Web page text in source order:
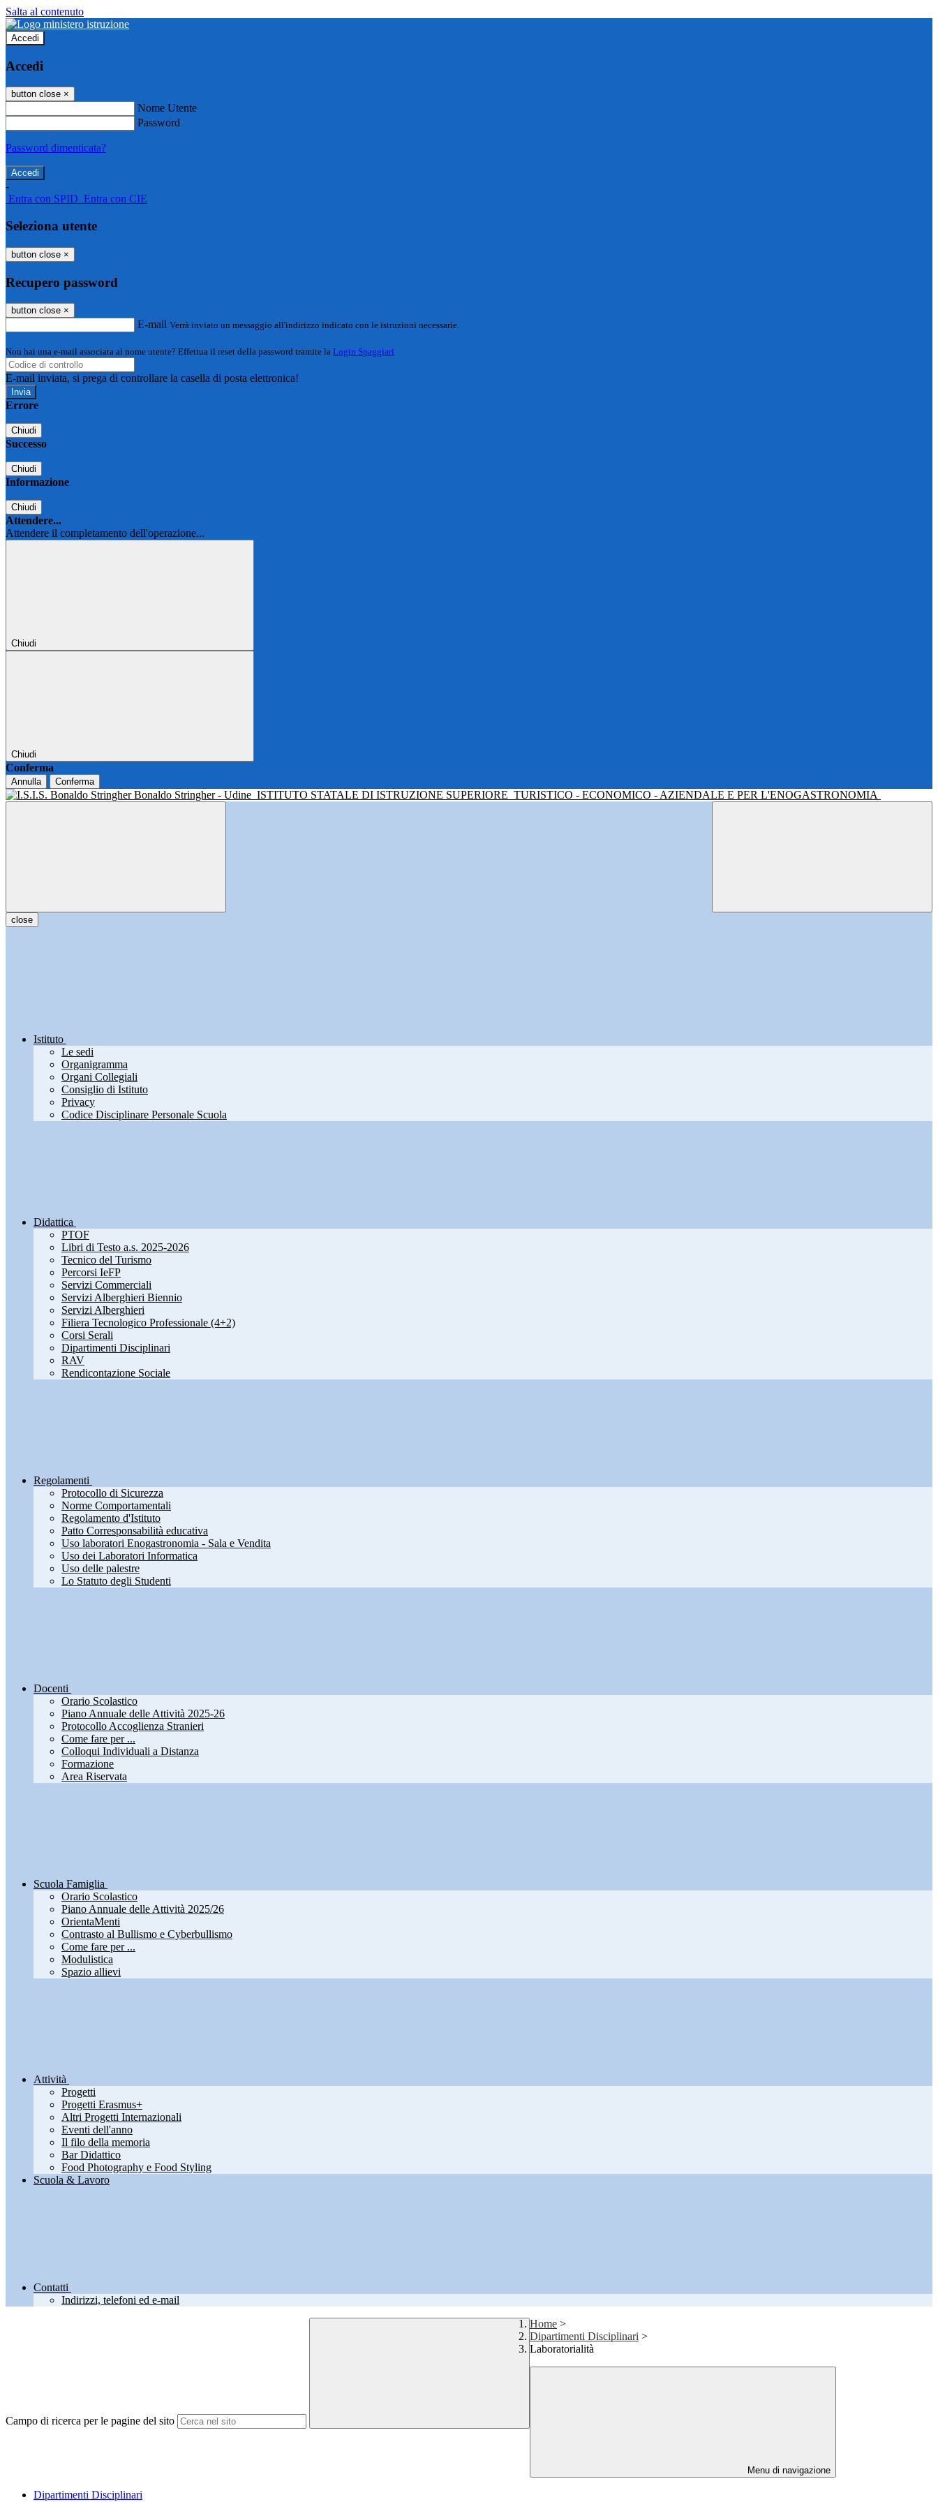
Salta al contenuto
Accedi
Accedi
button close ×
Nome Utente
Password
Password dimenticata?
-
Entra con SPID Entra con CIE
Seleziona utente
button close ×
Recupero password
button close ×
E-mail Verrà inviato un messaggio all'indirizzo indicato con le istruzioni necessarie.
Non hai una e-mail associata al nome utente? Effettua il reset della password tramite la Login Spaggiari
E-mail inviata, si prega di controllare la casella di posta elettronica!
Errore
Chiudi
Successo
Chiudi
Informazione
Chiudi
Attendere...
Attendere il completamento dell'operazione...
Chiudi
Chiudi
Conferma
Annulla Conferma
Bonaldo Stringher - Udine ISTITUTO STATALE DI ISTRUZIONE SUPERIORE TURISTICO - ECONOMICO - AZIENDALE E PER L'ENOGASTRONOMIA
close
Istituto
Le sedi
Organigramma
Organi Collegiali
Consiglio di Istituto
Privacy
Codice Disciplinare Personale Scuola
Didattica
PTOF
Libri di Testo a.s. 2025-2026
Tecnico del Turismo
Percorsi IeFP
Servizi Commerciali
Servizi Alberghieri Biennio
Servizi Alberghieri
Filiera Tecnologico Professionale (4+2)
Corsi Serali
Dipartimenti Disciplinari
RAV
Rendicontazione Sociale
Regolamenti
Protocollo di Sicurezza
Norme Comportamentali
Regolamento d'Istituto
Patto Corresponsabilità educativa
Uso laboratori Enogastronomia - Sala e Vendita
Uso dei Laboratori Informatica
Uso delle palestre
Lo Statuto degli Studenti
Docenti
Orario Scolastico
Piano Annuale delle Attività 2025-26
Protocollo Accoglienza Stranieri
Come fare per ...
Colloqui Individuali a Distanza
Formazione
Area Riservata
Scuola Famiglia
Orario Scolastico
Piano Annuale delle Attività 2025/26
OrientaMenti
Contrasto al Bullismo e Cyberbullismo
Come fare per ...
Modulistica
Spazio allievi
Attività
Progetti
Progetti Erasmus+
Altri Progetti Internazionali
Eventi dell'anno
Il filo della memoria
Bar Didattico
Food Photography e Food Styling
Scuola & Lavoro
Contatti
Indirizzi, telefoni ed e-mail
Campo di ricerca per le pagine del sito
Home >
Dipartimenti Disciplinari >
Laboratorialità
Menu di navigazione
Dipartimenti Disciplinari